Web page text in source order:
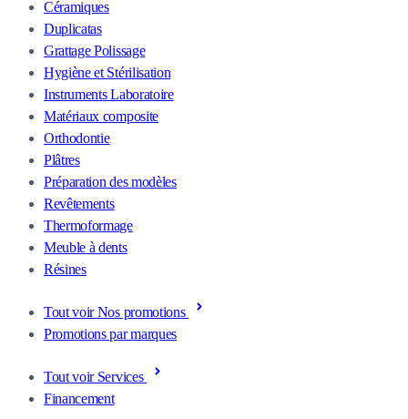
Céramiques
Duplicatas
Grattage Polissage
Hygiène et Stérilisation
Instruments Laboratoire
Matériaux composite
Orthodontie
Plâtres
Préparation des modèles
Revêtements
Thermoformage
Meuble à dents
Résines
Tout voir Nos promotions
Promotions par marques
Tout voir Services
Financement